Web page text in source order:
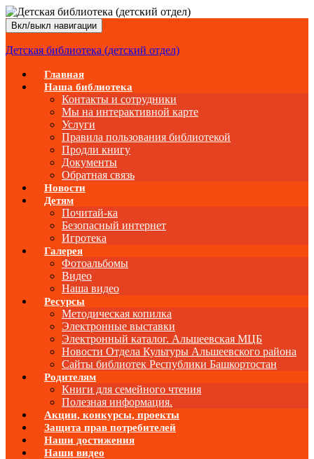
Вкл/выкл навигации
Детская библиотека (детский отдел)
Главная
Наша библиотека
Контакты и сотрудники
Мы на интерактивной карте
Услуги
Правила пользования библиотекой
Продли книгу
Документы
Обратная связь
Новости
Детям
Почитай-ка
Безопасный интернет
Игротека
Галерея
Фотоальбомы
Видео
Наша видео
Ресурсы
Методическая копилка
Электронные выставки
Электронный каталог. Альшеевская МЦБ
Новости Отдела Культуры Альшеевского района
Сайты библиотек Республики Башкортостан
Родителям
Книги для семейного чтения
Полезная информация.
Акции, конкурсы, проекты
Защита прав потребителей
Наши достижения
Наши видео